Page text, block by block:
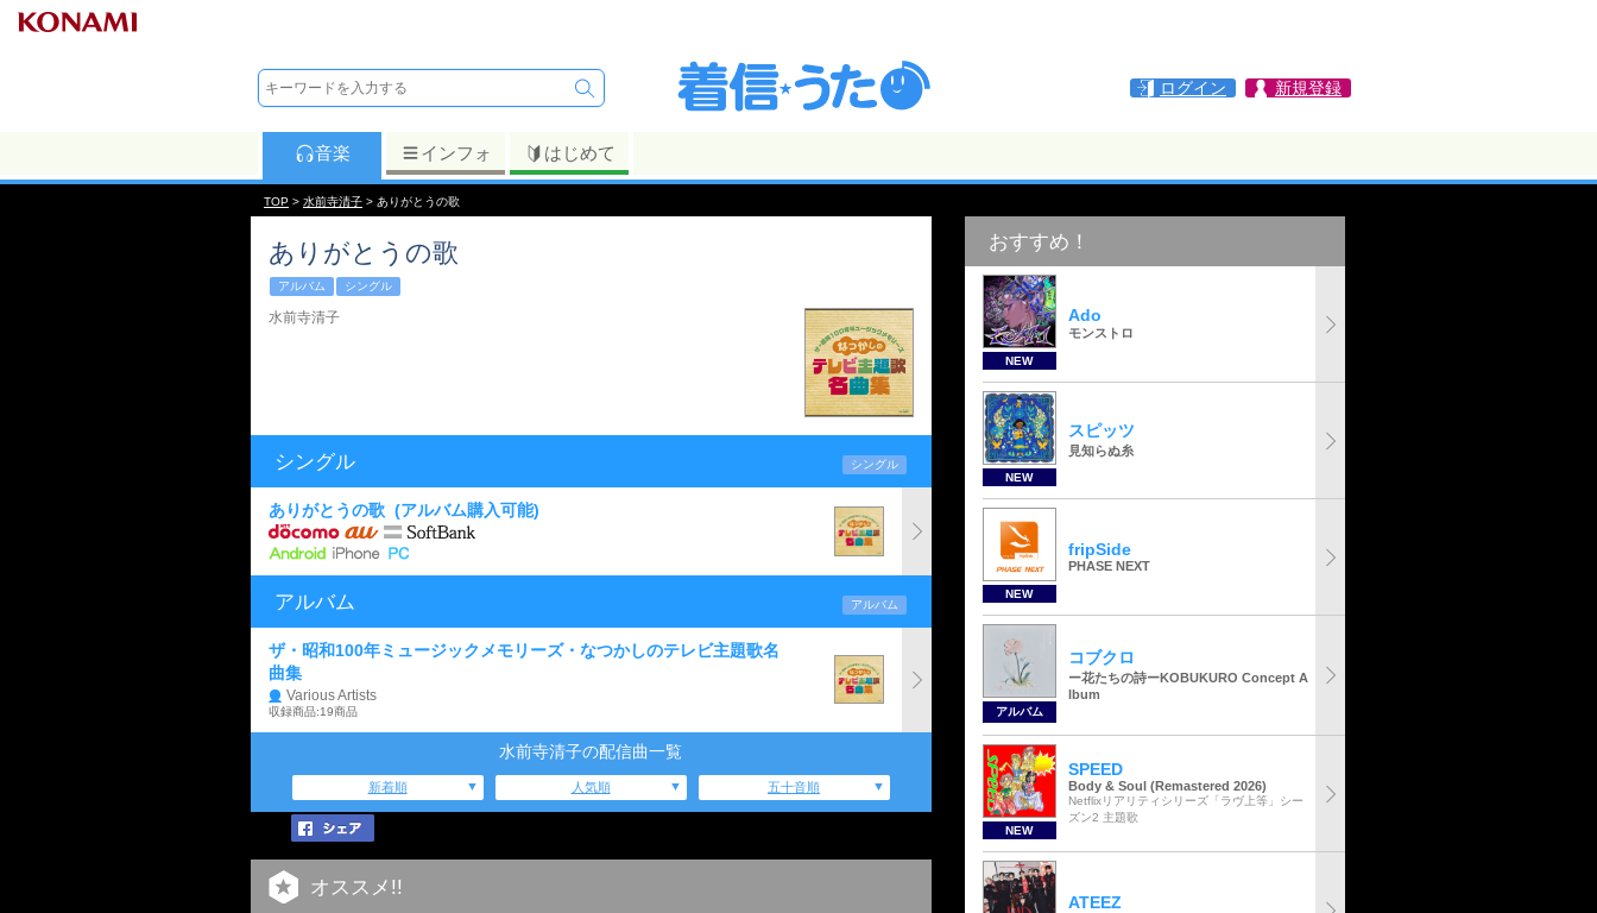
ログイン 新規登録
音楽 インフォ はじめて
TOP > 水前寺清子 > ありがとうの歌
ありがとうの歌
アルバム シングル
水前寺清子
シングル シングル
ありがとうの歌 (アルバム購入可能)
アルバム アルバム
ザ・昭和100年ミュージックメモリーズ・なつかしのテレビ主題歌名
曲集
Various Artists
収録商品:19商品
水前寺清子の配信曲一覧
新着順 人気順 五十音順
オススメ!!
おすすめ！
NEW
Ado
モンストロ
NEW
スピッツ
見知らぬ糸
NEW
fripSide
PHASE NEXT
アルバム
コブクロ
ー花たちの詩ーKOBUKURO Concept A
lbum
NEW
SPEED
Body & Soul (Remastered 2026)
Netflixリアリティシリーズ「ラヴ上等」シー
ズン2 主題歌
ATEEZ